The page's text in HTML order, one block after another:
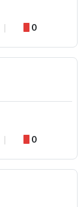
0
0